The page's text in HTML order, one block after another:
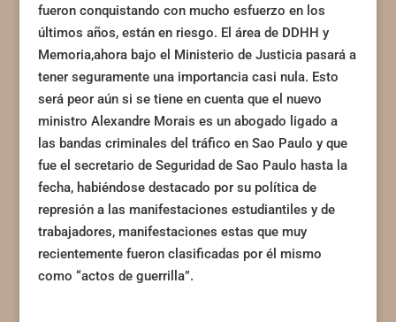
fueron conquistando con mucho esfuerzo en los
últimos años, están en riesgo. El área de DDHH y
Memoria,ahora bajo el Ministerio de Justicia pasará a
tener seguramente una importancia casi nula. Esto
será peor aún si se tiene en cuenta que el nuevo
ministro Alexandre Morais es un abogado ligado a
las bandas criminales del tráfico en Sao Paulo y que
fue el secretario de Seguridad de Sao Paulo hasta la
fecha, habiéndose destacado por su política de
represión a las manifestaciones estudiantiles y de
trabajadores, manifestaciones estas que muy
recientemente fueron clasificadas por él mismo
como “actos de guerrilla”.